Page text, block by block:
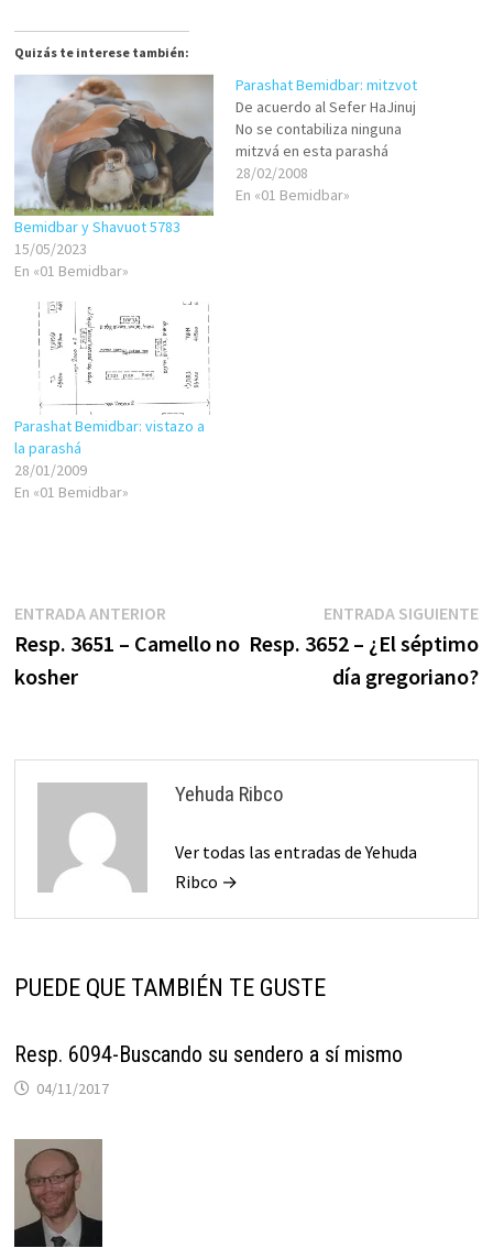
Quizás te interese también:
Bemidbar y Shavuot 5783
15/05/2023
En «01 Bemidbar»
Parashat Bemidbar: mitzvot
De acuerdo al Sefer HaJinuj
No se contabiliza ninguna
mitzvá en esta parashá
28/02/2008
En «01 Bemidbar»
Parashat Bemidbar: vistazo a
la parashá
28/01/2009
En «01 Bemidbar»
Navegación
de
ENTRADA ANTERIOREntrada
anterior:
Resp. 3651 – Camello no
kosher
ENTRADA SIGUIENTE
Resp. 3652 – ¿El séptimo
día gregoriano?
Yehuda Ribco
Ver todas las entradas de Yehuda
Ribco →
PUEDE QUE TAMBIÉN TE GUSTE
Resp. 6094-Buscando su sendero a sí mismo
04/11/2017